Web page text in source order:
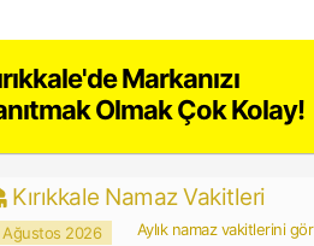
Markanızı
Olmak Çok Kolay!
Kırıkkale Namaz Vakitleri
2026 Aylık namaz vakitlerini gör